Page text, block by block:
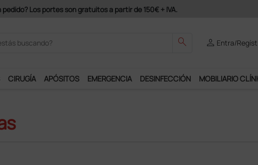
search person Entra/
CIRUGÍA APÓSITOS EMERGENCIA DESINFECCIÓN MOBILIARIO